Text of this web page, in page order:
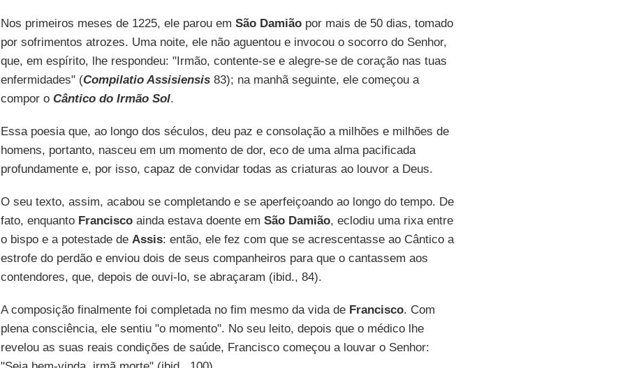
Nos primeiros meses de 1225, ele parou em São Damiãopor mais de 50 dias, tomado
por sofrimentos atrozes. Uma noite, ele não aguentou e invocou o socorro do Senhor,
que, em espírito, lhe respondeu: "Irmão, contente-se e alegre-se de coração nas tuas
enfermidades" (Compilatio Assisiensis 83); na manhã seguinte, ele começou a
compor o Cântico do Irmão Sol.
Essa poesia que, ao longo dos séculos, deu paz e consolação a milhões e milhões de
homens, portanto, nasceu em um momento de dor, eco de uma alma pacificada
profundamente e, por isso, capaz de convidar todas as criaturas ao louvor a Deus.
O seu texto, assim, acabou se completando e se aperfeiçoando ao longo do tempo. De
fato, enquanto Franciscoainda estava doente em São Damião, eclodiu uma rixa entre
o bispo e a potestade de Assis: então, ele fez com que se acrescentasse ao Cântico a
estrofe do perdão e enviou dois de seus companheiros para que o cantassem aos
contendores, que, depois de ouvi-lo, se abraçaram (ibid., 84).
A composição finalmente foi completada no fim mesmo da vida de Francisco. Com
plena consciência, ele sentiu "o momento". No seu leito, depois que o médico lhe
revelou as suas reais condições de saúde, Francisco começou a louvar o Senhor: